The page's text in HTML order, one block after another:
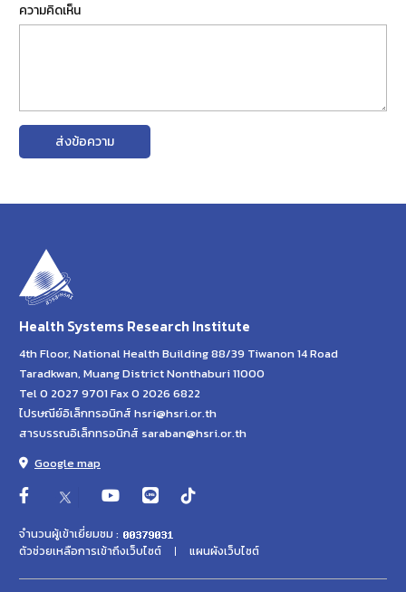
ความคิดเห็น
ส่งข้อความ
Health Systems Research Institute
4th Floor, National Health Building 88/39 Tiwanon 14 Road
Taradkwan, Muang District Nonthaburi 11000
Tel 0 2027 9701 Fax 0 2026 6822
ไปรษณีย์อิเล็กทรอนิกส์ hsri@hsri.or.th
สารบรรณอิเล็กทรอนิกส์ saraban@hsri.or.th
Google map
จำนวนผู้เข้าเยี่ยมชม :
ตัวช่วยเหลือการเข้าถึงเว็บไซต์
แผนผังเว็บไซต์